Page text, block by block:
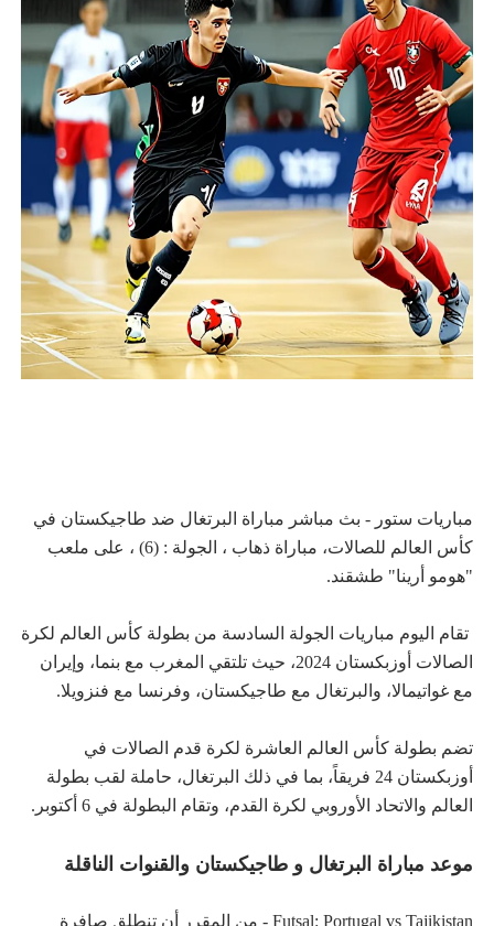
مباريات ستور - بث مباشر مباراة البرتغال ضد طاجيكستان في
كأس العالم للصالات، مباراة ذهاب ، الجولة : (6) ، على ملعب
"هومو أرينا" طشقند.
تقام اليوم مباريات الجولة السادسة من بطولة كأس العالم لكرة
الصالات أوزبكستان 2024، حيث تلتقي المغرب مع بنما، وإيران
مع غواتيمالا، والبرتغال مع طاجيكستان، وفرنسا مع فنزويلا.
تضم بطولة كأس العالم العاشرة لكرة قدم الصالات في
أوزبكستان 24 فريقاً، بما في ذلك البرتغال، حاملة لقب بطولة
العالم والاتحاد الأوروبي لكرة القدم، وتقام البطولة في 6 أكتوبر.
موعد مباراة البرتغال و طاجيكستان والقنوات الناقلة
Futsal: Portugal vs Tajikistan - من المقرر أن تنطلق صافرة